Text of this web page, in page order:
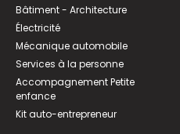
Bâtiment - Architecture
Électricité
Mécanique automobile
Services à la personne
Accompagnement Petite
enfance
Kit auto-entrepreneur